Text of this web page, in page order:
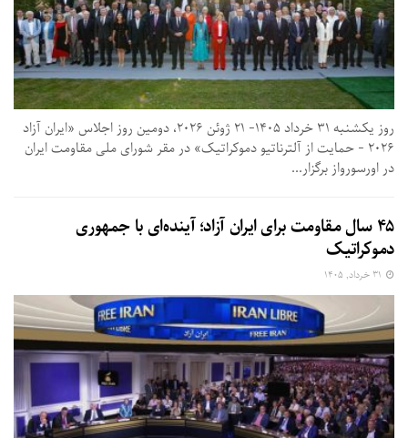
روز یکشنبه ۳۱ خرداد ۱۴۰۵- ۲۱ ژوئن ۲۰۲۶، دومین روز اجلاس «ایران آزاد
۲۰۲۶ - حمایت از آلترناتیو دموکراتیک» در مقر شورای ملی مقاومت ایران
در اورسورواز برگزار...
۴۵ سال مقاومت برای ایران آزاد؛ آینده‌ای با جمهوری
دموکراتیک